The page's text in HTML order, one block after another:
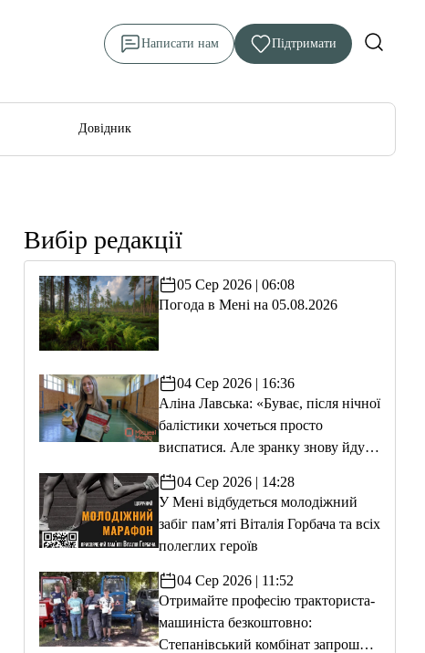
Написати нам Підтримати
Довідник
Вибір редакції
05 Сер 2026 | 06:08
Погода в Мені на 05.08.2026
04 Сер 2026 | 16:36
Аліна Лавська: «Буває, після нічної
балістики хочеться просто
виспатися. Але зранку знову йду
04 Сер 2026 | 14:28
У Мені відбудеться молодіжний
забіг пам’яті Віталія Горбача та всіх
полеглих героїв
04 Сер 2026 | 11:52
Отримайте професію тракториста-
машиніста безкоштовно:
Степанівський комбінат запрошує